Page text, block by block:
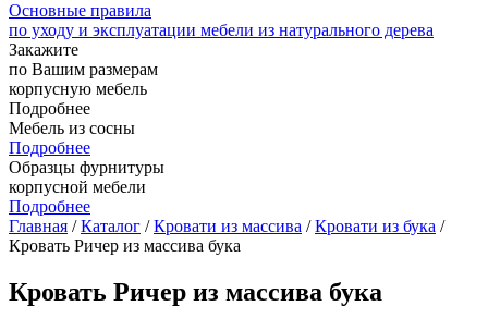
Основные правила
по уходу и эксплуатации мебели из натурального дерева
Закажите
по Вашим размерам
корпусную мебель
Подробнее
Мебель из сосны
Подробнее
Образцы фурнитуры
корпусной мебели
Подробнее
Главная /Каталог /Кровати из массива /Кровати из бука /
Кровать Ричер из массива бука
Кровать Ричер из массива бука